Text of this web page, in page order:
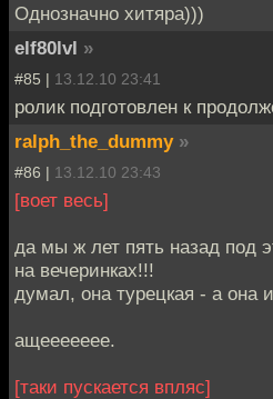
Однозначно хитяра)))
elf80lvl »
#85 | 13.12.10 23:41
ролик подготовлен к
ralph_the_dummy »
#86 | 13.12.10 23:43
[воет весь]
да мы ж лет пять назад под
на вечеринках!!!
думал, она турецкая - а она
ащеееееее.
[таки пускается впляс]